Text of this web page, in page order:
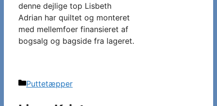
denne dejlige top Lisbeth
Adrian har quiltet og monteret
med mellemfoer finansieret af
bogsalg og bagside fra lageret.
Kategorier
Puttetæpper